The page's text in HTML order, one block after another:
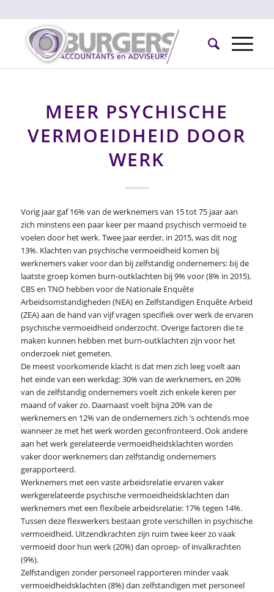
MEER PSYCHISCHE
VERMOEIDHEID DOOR
WERK
Vorig jaar gaf 16% van de werknemers van 15 tot 75 jaar aan
zich minstens een paar keer per maand psychisch vermoeid te
voelen door het werk. Twee jaar eerder, in 2015, was dit nog
13%. Klachten van psychische vermoeidheid komen bij
werknemers vaker voor dan bij zelfstandig ondernemers: bij de
laatste groep komen burn-outklachten bij 9% voor (8% in 2015).
CBS en TNO hebben voor de Nationale Enquête
Arbeidsomstandigheden (NEA) en Zelfstandigen Enquête Arbeid
(ZEA) aan de hand van vijf vragen specifiek over werk de ervaren
psychische vermoeidheid onderzocht. Overige factoren die te
maken kunnen hebben met burn-outklachten zijn voor het
onderzoek niet gemeten.
De meest voorkomende klacht is dat men zich leeg voelt aan
het einde van een werkdag: 30% van de werknemers, en 20%
van de zelfstandig ondernemers voelt zich enkele keren per
maand of vaker zo. Daarnaast voelt bijna 20% van de
werknemers en 12% van de ondernemers zich ’s ochtends moe
wanneer ze met het werk worden geconfronteerd. Ook andere
aan het werk gerelateerde vermoeidheidsklachten worden
vaker door werknemers dan zelfstandig ondernemers
gerapporteerd.
Werknemers met een vaste arbeidsrelatie ervaren vaker
werkgerelateerde psychische vermoeidheidsklachten dan
werknemers met een flexibele arbeidsrelatie: 17% tegen 14%.
Tussen deze flexwerkers bestaan grote verschillen in psychische
vermoeidheid. Uitzendkrachten zijn ruim twee keer zo vaak
vermoeid door hun werk (20%) dan oproep- of invalkrachten
(9%).
Zelfstandigen zonder personeel rapporteren minder vaak
vermoeidheidsklachten (8%) dan zelfstandigen met personeel